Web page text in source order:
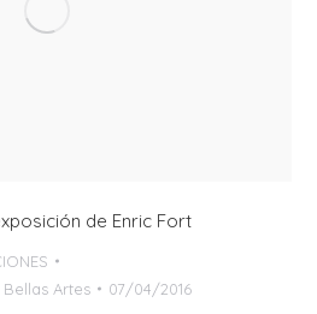
de Enric Fort
Artes 07/04/2016